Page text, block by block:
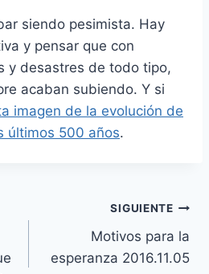
siendo pesimista. Hay
y pensar que con
y desastres de todo tipo,
acaban subiendo. Y si
imagen de la evolución de
últimos 500 años.
SIGUIENTE
Motivos para la
esperanza 2016.11.05